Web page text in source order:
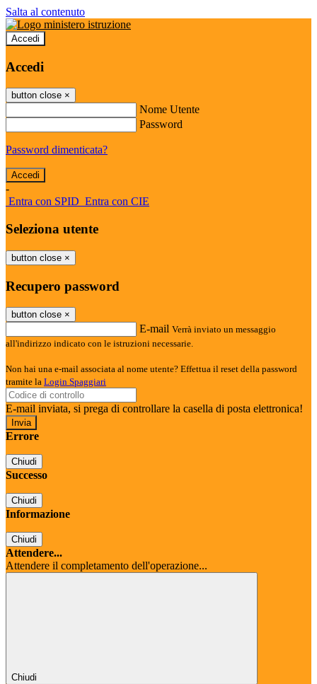
Salta al contenuto
Accedi
Accedi
button close ×
Nome Utente
Password
Password dimenticata?
-
Entra con SPID Entra con CIE
Seleziona utente
button close ×
Recupero password
button close ×
E-mail Verrà inviato un messaggio
all'indirizzo indicato con le istruzioni necessarie.
Non hai una e-mail associata al nome utente? Effettua il reset della password
tramite la Login Spaggiari
E-mail inviata, si prega di controllare la casella di posta elettronica!
Errore
Chiudi
Successo
Chiudi
Informazione
Chiudi
Attendere...
Attendere il completamento dell'operazione...
Chiudi